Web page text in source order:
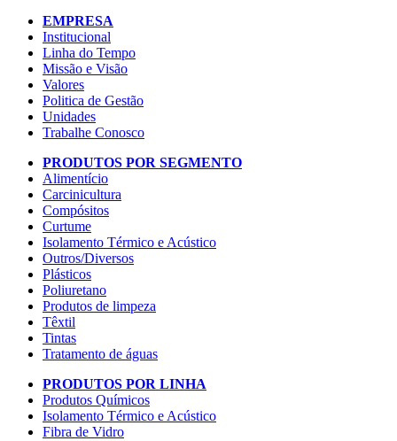
EMPRESA
Institucional
Linha do Tempo
Missão e Visão
Valores
Politica de Gestão
Unidades
Trabalhe Conosco
PRODUTOS POR SEGMENTO
Alimentício
Carcinicultura
Compósitos
Curtume
Isolamento Térmico e Acústico
Outros/Diversos
Plásticos
Poliuretano
Produtos de limpeza
Têxtil
Tintas
Tratamento de águas
PRODUTOS POR LINHA
Produtos Químicos
Isolamento Térmico e Acústico
Fibra de Vidro